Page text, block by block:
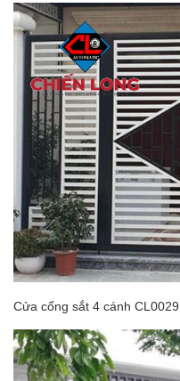
Cửa cổng sắt 4 cánh CL0029